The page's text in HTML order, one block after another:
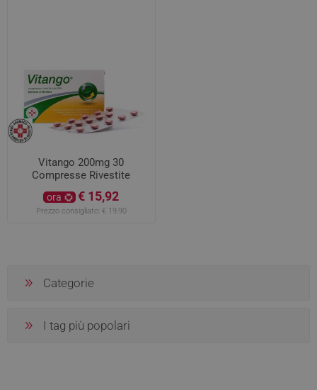
Vitango 200mg 30
Compresse Rivestite
ora € 15,92
Prezzo consigliato: € 19,90
Categorie
I tag più popolari